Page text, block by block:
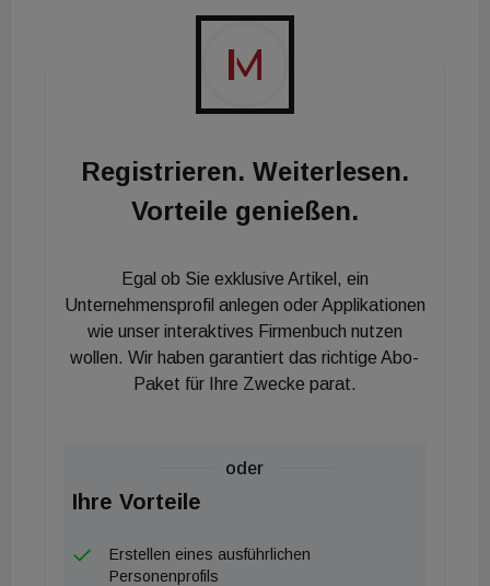
unserem Web-TV-Format versorgt!
Registrieren. Weiterlesen.
Vorteile genießen.
Egal ob Sie exklusive Artikel, ein
Unternehmensprofil anlegen oder Applikationen
wie unser interaktives Firmenbuch nutzen
wollen. Wir haben garantiert das richtige Abo-
Paket für Ihre Zwecke parat.
oder
Ihre Vorteile
Erstellen eines ausführlichen
Personenprofils